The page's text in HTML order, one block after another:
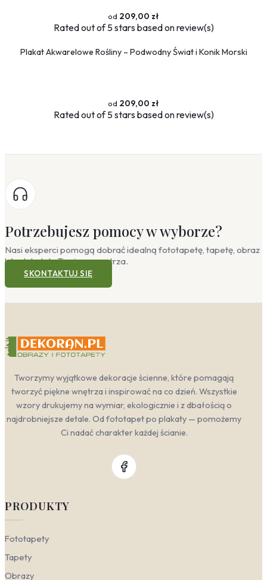
209,00 zł
Ratedout of 5 stars based onreview(s)
Plakat Akwarelowe Rośliny – Podwodny Świat i Konik Morski
209,00 zł
Ratedout of 5 stars based onreview(s)
Potrzebujesz pomocy w wyborze?
Nasi eksperci pomogą dobrać idealną fototapetę, tapetę, obraz
lub plakat do Twojego wnętrza.
SKONTAKTUJ SIĘ
Tworzymy wyjątkowe dekoracje ścienne, które pomagają
tworzyć piękne wnętrza i inspirować na co dzień. Wszystkie
wzory drukujemy na wymiar, ekologicznie i z dbałością o
najdrobniejsze detale. Od fototapet po plakaty — pomożemy
Ci nadać charakter każdej ścianie.
PRODUKTY
Fototapety
Tapety
Obrazy